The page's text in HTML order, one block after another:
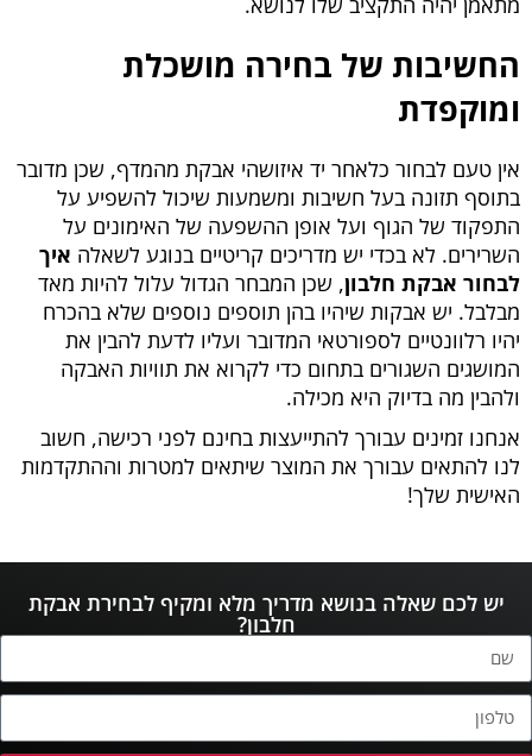
החשיבות של בחירה מושכלת
ומוקפדת
אין טעם לבחור כלאחר יד איזושהי אבקת מהמדף, שכן מדובר
בתוסף תזונה בעל חשיבות ומשמעות שיכול להשפיע על
התפקוד של הגוף ועל אופן ההשפעה של האימונים על
השרירים. לא בכדי יש מדריכים קריטיים בנוגע לשאלה איך
לבחור אבקת חלבון, שכן המבחר הגדול עלול להיות מאד
מבלבל. יש אבקות שיהיו בהן תוספים נוספים שלא בהכרח
יהיו רלוונטיים לספורטאי המדובר ועליו לדעת להבין את
המושגים השגורים בתחום כדי לקרוא את תוויות האבקה
ולהבין מה בדיוק היא מכילה.
אנחנו זמינים עבורך להתייעצות בחינם לפני רכישה, חשוב
לנו להתאים עבורך את המוצר שיתאים למטרות וההתקדמות
האישית שלך!
יש לכם שאלה בנושא מדריך מלא ומקיף לבחירת אבקת
חלבון?